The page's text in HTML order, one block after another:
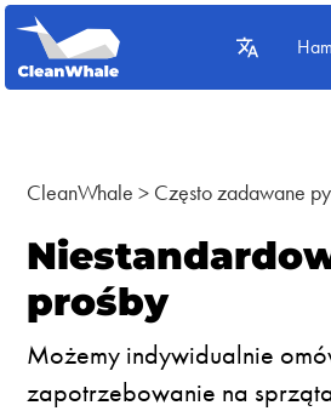
CleanWhale > Często zadawane
prośby
Możemy indywidualnie
zapotrzebowanie na